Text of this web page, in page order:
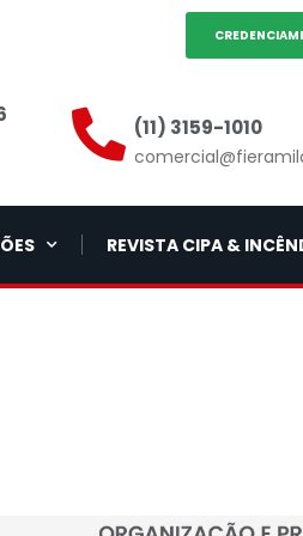
(11) 3159-1010
REVISTA CIPA &